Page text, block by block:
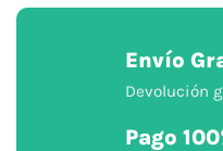
Envío
Devolución
Pago